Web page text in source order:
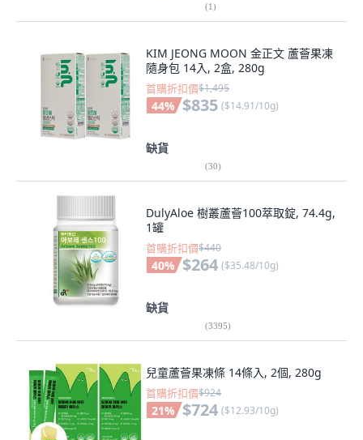
(1)
KIM JEONG MOON 金正文 蘆薈果凍
隨身包 14入, 2盒, 280g
首購折扣價$1,495
44% $835 ($14.91/10g)
缺貨
(30)
DulyAloe 樹叢蘆薈100萃取錠, 74.4g,
1罐
首購折扣價$440
40% $264 ($35.48/10g)
缺貨
(3395)
兒童蘆薈果凍條 14條入, 2個, 280g
首購折扣價$924
21% $724 ($12.93/10g)